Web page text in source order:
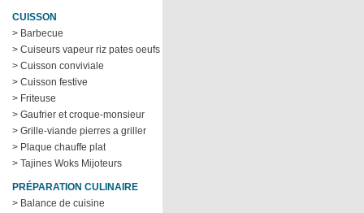
CUISSON
> Barbecue
> Cuiseurs vapeur riz pates oeufs
> Cuisson conviviale
> Cuisson festive
> Friteuse
> Gaufrier et croque-monsieur
> Grille-viande pierres a griller
> Plaque chauffe plat
> Tajines Woks Mijoteurs
PRÉPARATION CULINAIRE
> Balance de cuisine